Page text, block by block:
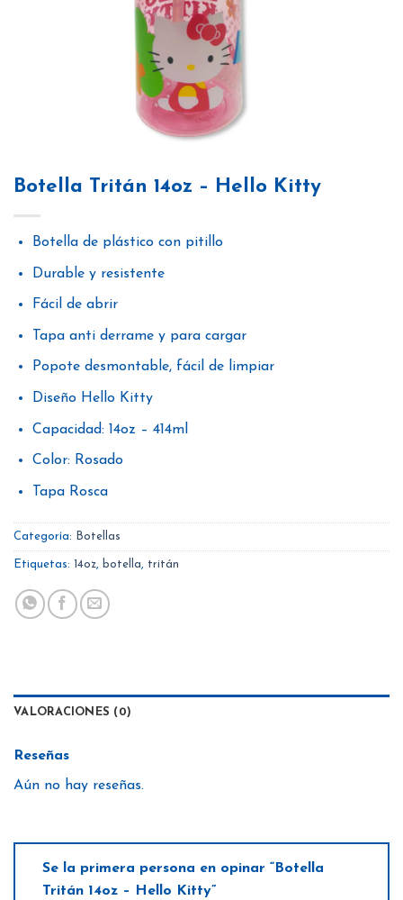
Botella Tritán 14oz – Hello Kitty
Botella de plástico con pitillo
Durable y resistente
Fácil de abrir
Tapa anti derrame y para cargar
Popote desmontable, fácil de limpiar
Diseño Hello Kitty
Capacidad: 14oz – 414ml
Color: Rosado
Tapa Rosca
Categoría: Botellas
Etiquetas: 14oz botella tritán
VALORACIONES (0)
Reseñas
Aún no hay reseñas.
Se la primera persona en opinar “Botella
Tritán 14oz – Hello Kitty”